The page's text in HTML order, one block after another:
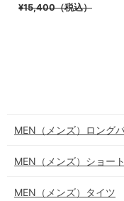
¥15,400（税込）
MEN（メンズ）ロング
MEN（メンズ）ショー
MEN（メンズ）タイツ